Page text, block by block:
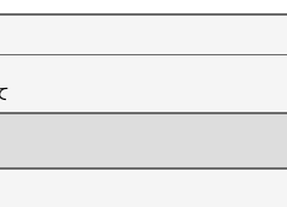
熊大通信
報道機関の方々へ